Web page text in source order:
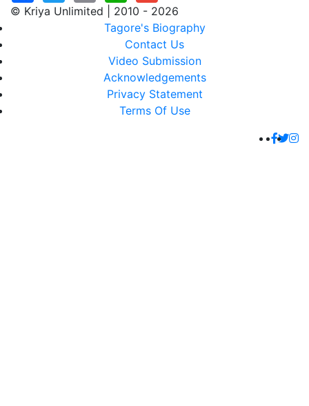
© Kriya Unlimited | 2010 - 2026
Tagore's Biography
Contact Us
Video Submission
Acknowledgements
Privacy Statement
Terms Of Use